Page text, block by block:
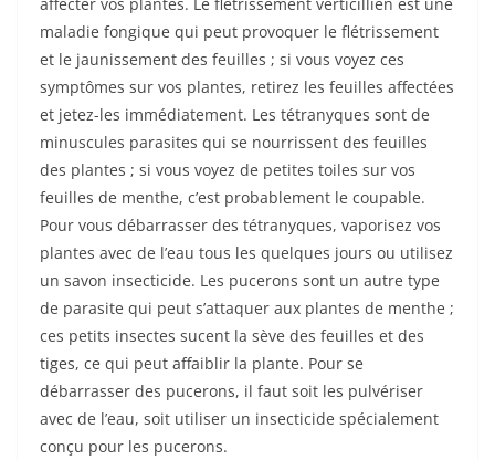
maladie fongique qui peut provoquer le flétrissement
et le jaunissement des feuilles ; si vous voyez ces
symptômes sur vos plantes, retirez les feuilles affectées
et jetez-les immédiatement. Les tétranyques sont de
minuscules parasites qui se nourrissent des feuilles
des plantes ; si vous voyez de petites toiles sur vos
feuilles de menthe, c’est probablement le coupable.
Pour vous débarrasser des tétranyques, vaporisez vos
plantes avec de l’eau tous les quelques jours ou utilisez
un savon insecticide. Les pucerons sont un autre type
de parasite qui peut s’attaquer aux plantes de menthe ;
ces petits insectes sucent la sève des feuilles et des
tiges, ce qui peut affaiblir la plante. Pour se
débarrasser des pucerons, il faut soit les pulvériser
avec de l’eau, soit utiliser un insecticide spécialement
conçu pour les pucerons.